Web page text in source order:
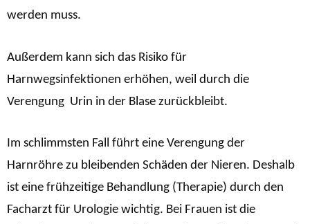
werden muss.
Außerdem kann sich das Risiko für
Harnwegsinfektionen erhöhen, weil durch die
Verengung Urin in der Blase zurückbleibt.
Im schlimmsten Fall führt eine Verengung der
Harnröhre zu bleibenden Schäden der Nieren. Deshalb
ist eine frühzeitige Behandlung (Therapie) durch den
Facharzt für Urologie wichtig. Bei Frauen ist die